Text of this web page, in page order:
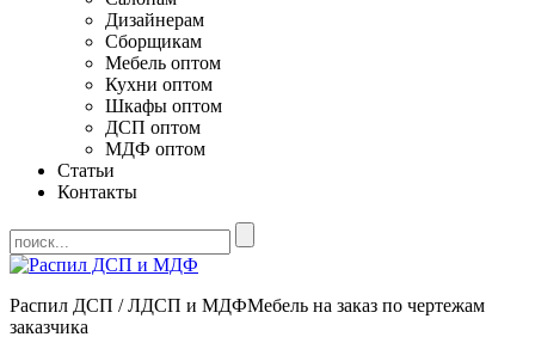
Дизайнерам
Сборщикам
Мебель оптом
Кухни оптом
Шкафы оптом
ДСП оптом
МДФ оптом
Статьи
Контакты
Распил ДСП / ЛДСП и МДФМебель на заказ по чертежам
заказчика